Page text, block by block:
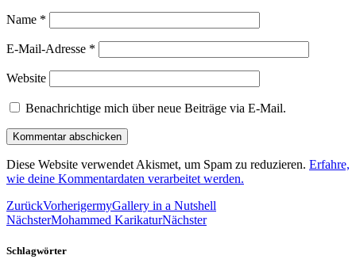
Name *
E-Mail-Adresse *
Website
Benachrichtige mich über neue Beiträge via E-Mail.
Diese Website verwendet Akismet, um Spam zu reduzieren. Erfahre,
wie deine Kommentardaten verarbeitet werden.
ZurückVorherigermyGallery in a Nutshell
NächsterMohammed KarikaturNächster
Schlagwörter